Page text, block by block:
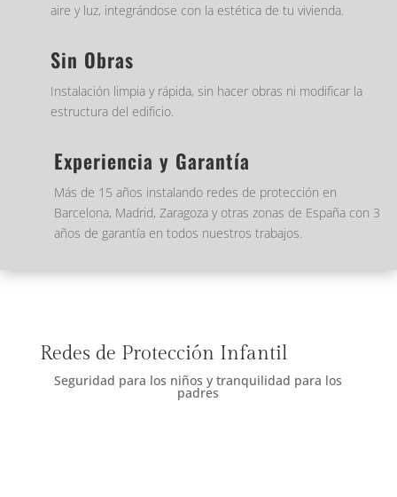
aire y luz, integrándose con la estética de tu vivienda.
Sin Obras
Instalación limpia y rápida, sin hacer obras ni modificar la
estructura del edificio.
Experiencia y Garantía
Más de 15 años instalando redes de protección en
Barcelona, Madrid, Zaragoza y otras zonas de España con 3
años de garantía en todos nuestros trabajos.
Redes de Protección Infantil
Seguridad para los niños y tranquilidad para los
padres